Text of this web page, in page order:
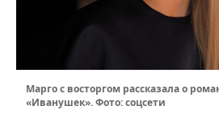
Марго с восторгом рассказала о
«Иванушек». Фото: соцсети